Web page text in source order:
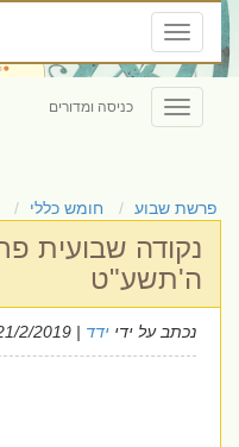
Toggle
navigation
Toggle
navigation
כניסה ומדורים
פרשת שבוע חומש כללי
נקודה שבועית
ה'תשע"ט
נכתב על ידיידד| 21/2/2019